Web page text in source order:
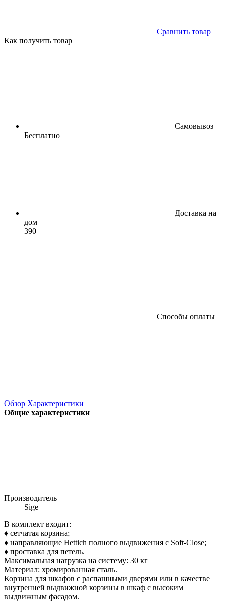
Сравнить товар
Как получить товар
Самовывоз
Бесплатно
Доставка на
дом
390
Способы оплаты
Обзор Характеристики
Общие характеристики
Производитель
Sige
В комплект входит:
♦ сетчатая корзина;
♦ направляющие Hettich полного выдвижения с Soft-Close;
♦ проставка для петель.
Максимальная нагрузка на систему: 30 кг
Материал: хромированная сталь.
Корзина для шкафов с распашными дверями или в качестве
внутренней выдвижной корзины в шкаф с высоким
выдвижным фасадом.